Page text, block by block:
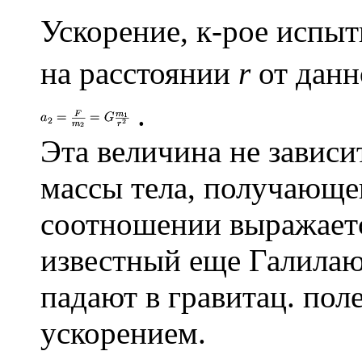
Ускорение, к-рое
на расстоянии rот
.
Эта величина не
массы тела,
соотношении
известный еще
падают в гравитац.
ускорением.